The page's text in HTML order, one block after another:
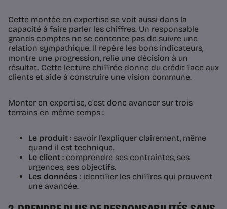
Cette montée en expertise se voit aussi dans la
capacité à faire parler les chiffres. Un responsable
grands comptes ne se contente pas de suivre une
relation sympathique. Il repère les bons indicateurs,
montre une progression, relie une décision à un
résultat. Cette lecture chiffrée donne du crédit face aux
clients et aide à construire une vision commune.
Monter en expertise, c’est donc avancer sur trois
terrains en même temps :
Le produit : savoir l’expliquer clairement, même
quand il est technique.
Le client : comprendre ses contraintes, ses
urgences, ses objectifs.
Les données : identifier les chiffres qui prouvent
une avancée.